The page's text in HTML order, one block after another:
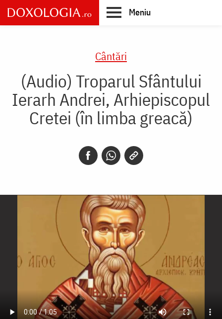
Skip
to
main
Meniu
Cântări
(Audio) Troparul Sfântului
Ierarh Andrei, Arhiepiscopul
Cretei (în limba greacă)